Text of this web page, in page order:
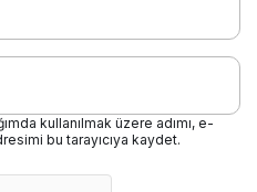
kullanılmak üzere adımı, e-
bu tarayıcıya kaydet.